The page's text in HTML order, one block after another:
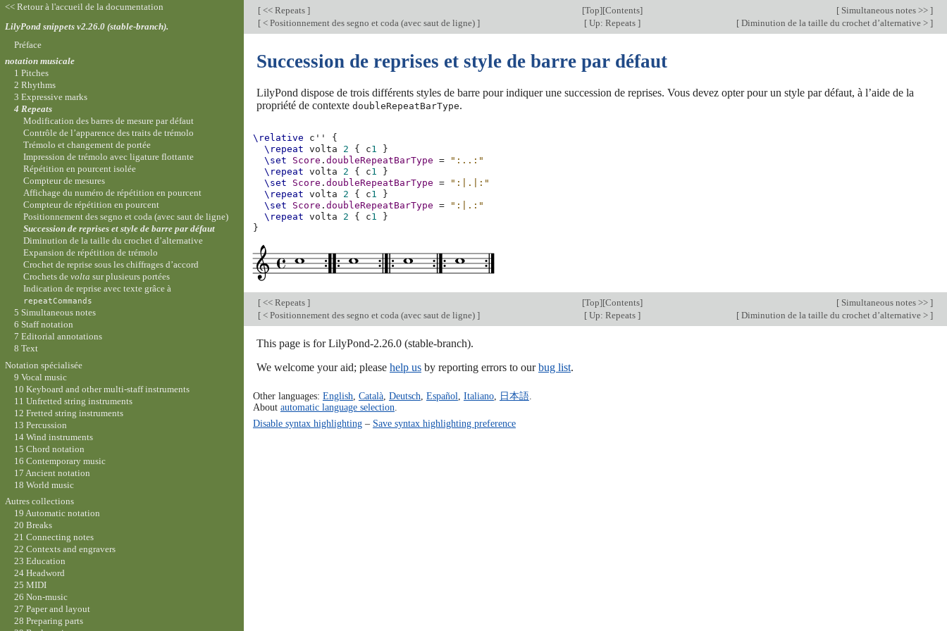
[ << Repeats ] [Top][Contents] [ Simultaneous notes >> ]
[ < Positionnement des segno et coda (avec saut de ligne) ] [ Up: Repeats ] [ Diminution de la taille du crochet d’alternative > ]
Succession de reprises et style de barre par défaut
LilyPond dispose de trois différents styles de barre pour indiquer une succession de reprises. Vous devez opter pour un style par défaut, à l’aide de la
propriété de contexte doubleRepeatBarType.
\relative c''
{
\repeat
volta 2 { c1
}
\set
Score .doubleRepeatBarType =
":..:"
\repeat
volta 2 { c1
}
\set
Score .doubleRepeatBarType =
":|.|:"
\repeat
volta 2 { c1
}
\set
Score .doubleRepeatBarType =
":|.:"
\repeat
volta 2 { c1
}
}
[ << Repeats ] [Top][Contents] [ Simultaneous notes >> ]
[ < Positionnement des segno et coda (avec saut de ligne) ] [ Up: Repeats ] [ Diminution de la taille du crochet d’alternative > ]
This page is for LilyPond-2.26.0 (stable-branch).
We welcome your aid; please help us by reporting errors to ourbug list.
Other languages: English Català, Deutsch Español Italiano, 日本語.
About automatic language selection
Disable syntax highlighting– Save syntax highlighting preference
<< Retour à l'accueil de la documentation
LilyPond snippets v2.26.0 (stable-branch).
Préface
notation musicale
1 Pitches
2 Rhythms
3 Expressive marks
4 Repeats
Modification des barres de mesure par défaut
Contrôle de l’apparence des traits de trémolo
Trémolo et changement de portée
Impression de trémolo avec ligature flottante
Répétition en pourcent isolée
Compteur de mesures
Affichage du numéro de répétition en pourcent
Compteur de répétition en pourcent
Positionnement des segno et coda (avec saut de ligne)
Succession de reprises et style de barre par défaut
Diminution de la taille du crochet d’alternative
Expansion de répétition de trémolo
Crochet de reprise sous les chiffrages d’accord
Crochets devolta sur plusieurs portées
Indication de reprise avec texte grâce à
repeatCommands
5 Simultaneous notes
6 Staff notation
7 Editorial annotations
8 Text
Notation spécialisée
9 Vocal music
10 Keyboard and other multi-staff instruments
11 Unfretted string instruments
12 Fretted string instruments
13 Percussion
14 Wind instruments
15 Chord notation
16 Contemporary music
17 Ancient notation
18 World music
Autres collections
19 Automatic notation
20 Breaks
21 Connecting notes
22 Contexts and engravers
23 Education
24 Headword
25 MIDI
26 Non-music
27 Paper and layout
28 Preparing parts